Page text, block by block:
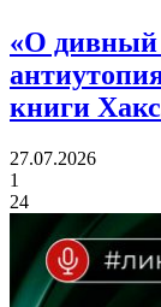
«О дивный
книги
27.07.2026
1
24